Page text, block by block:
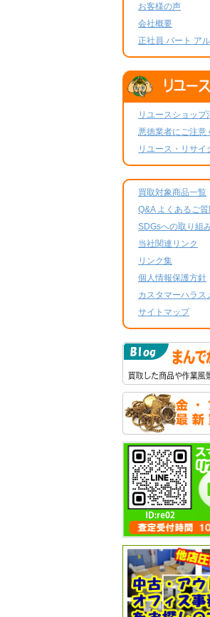
お客様の声
会社概要
正社員 パート ア
リユースショップ
悪徳業者にご注意
リユース・リサイ
買取対象商品一覧
Q&A よくあるご
SDGsへの取り組
当社関連リンク
リンク集
個人情報保護方針
カスタマーハラス
サイトマップ